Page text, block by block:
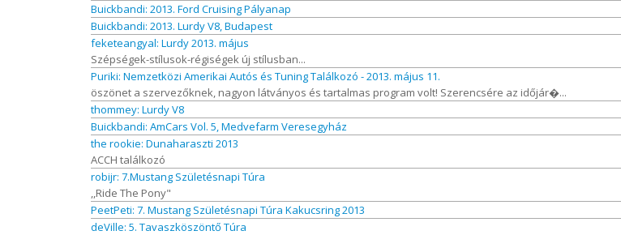
Buickbandi: 2013. Ford Cruising Pályanap
Buickbandi: 2013. Lurdy V8, Budapest
feketeangyal: Lurdy 2013. május
Szépségek-stílusok-régiségek új stílusban...
Puriki: Nemzetközi Amerikai Autós és Tuning Találkozó - 2013. május 11.
öszönet a szervezőknek, nagyon látványos és tartalmas program volt! Szerencsére az időjár�...
thommey: Lurdy V8
Buickbandi: AmCars Vol. 5, Medvefarm Veresegyház
the rookie: Dunaharaszti 2013
ACCH találkozó
robijr: 7.Mustang Születésnapi Túra
,,Ride The Pony"
PeetPeti: 7. Mustang Születésnapi Túra Kakucsring 2013
deVille: 5. Tavaszköszöntő Túra